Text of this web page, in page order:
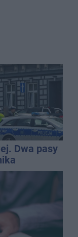
Dwa pasy